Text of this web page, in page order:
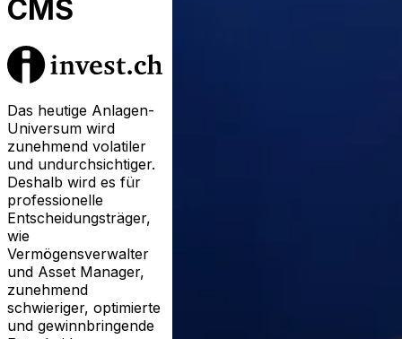
CMS
Das heutige Anlagen-
Universum wird
zunehmend volatiler
und undurchsichtiger.
Deshalb wird es für
professionelle
Entscheidungsträger,
wie
Vermögensverwalter
und Asset Manager,
zunehmend
schwieriger, optimierte
und gewinnbringende